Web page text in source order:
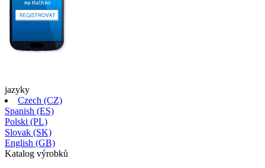
jazyky
Czech (CZ)
Spanish (ES)
Polski (PL)
Slovak (SK)
English (GB)
Katalog výrobků